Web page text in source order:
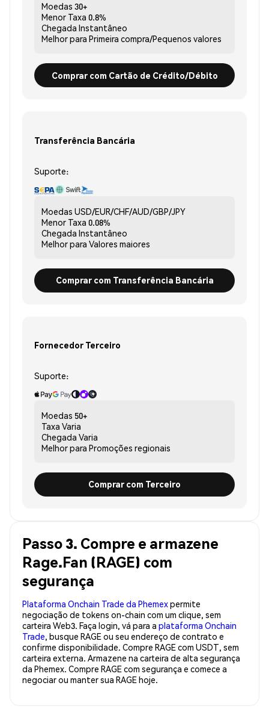
Moedas 30+
Menor Taxa 0.8%
Chegada Instantâneo
Melhor para Primeira compra/Pequenos valores
Comprar com Cartão de Crédito/Débito
Transferência Bancária
Suporte:
Moedas USD/EUR/CHF/AUD/GBP/JPY
Menor Taxa 0.08%
Chegada Instantâneo
Melhor para Valores maiores
Comprar com Transferência Bancária
Fornecedor Terceiro
Suporte:
Moedas 50+
Taxa Varia
Chegada Varia
Melhor para Promoções regionais
Comprar com Terceiro
Passo 3. Compre e armazene
Rage.Fan (RAGE) com
segurança
Plataforma Onchain Trade da Phemexpermite
negociação de tokens on-chain com um clique, sem
carteira Web3. Faça login, vá para a plataforma Onchain
Trade, busque RAGE ou seu endereço de contrato e
confirme disponibilidade. Compre RAGE com USDT, sem
carteira externa. Armazene na carteira de alta segurança
da Phemex. Compre RAGE com segurança e comece a
negociar ou manter sua RAGE hoje.